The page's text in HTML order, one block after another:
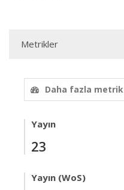
Metrikler
Daha fazla metrik
Yayın
23
Yayın (WoS)